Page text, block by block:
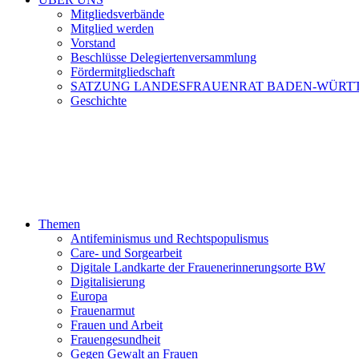
Mitgliedsverbände
Mitglied werden
Vorstand
Beschlüsse Delegiertenversammlung
Fördermitgliedschaft
SATZUNG LANDESFRAUENRAT BADEN-
Geschichte
Themen
Antifeminismus und Rechtspopulismus
Care- und Sorgearbeit
Digitale Landkarte der Frauenerinnerungsorte BW
Digitalisierung
Europa
Frauenarmut
Frauen und Arbeit
Frauengesundheit
Gegen Gewalt an Frauen